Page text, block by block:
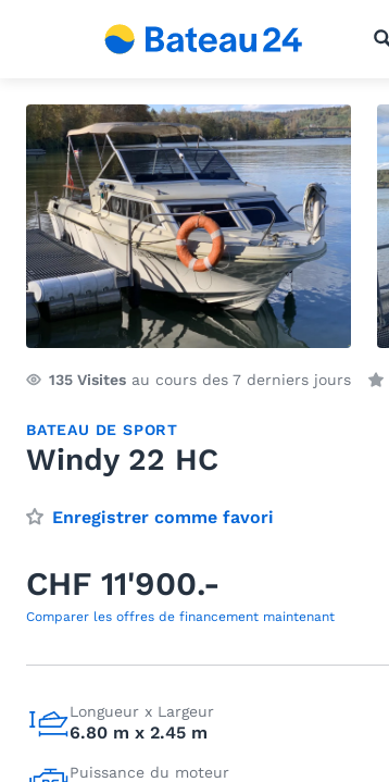
135 Visites au cours des 7 derniers jours
BATEAU DE SPORT
Windy 22 HC
Enregistrer comme favori
CHF 11'900.-
Comparer les offres de financement maintenant
Longueur x Largeur
6.80 m x 2.45 m
Puissance du moteur